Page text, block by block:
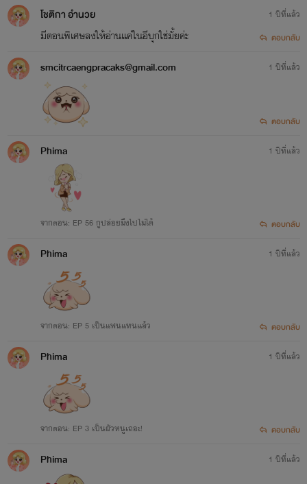
โชติกา อำนวย
มีตอนพิเศษลงให้อ่านแค่ในอีบุกใช่มั้ยค่ะ
1 ปีที่แล้ว
ตอบกลับ
smcitrcaengpracaks@gmail.com 1 ปีที่แล้ว
ตอบกลับ
Phima
จากตอน: EP 56 กูปล่อยมึงไปไม่ได้
1 ปีที่แล้ว
ตอบกลับ
Phima
จากตอน: EP 5 เป็นแฟนแทนแล้ว
1 ปีที่แล้ว
ตอบกลับ
Phima
จากตอน: EP 3 เป็นผัวหนูเถอะ!
1 ปีที่แล้ว
ตอบกลับ
Phima 1 ปีที่แล้ว